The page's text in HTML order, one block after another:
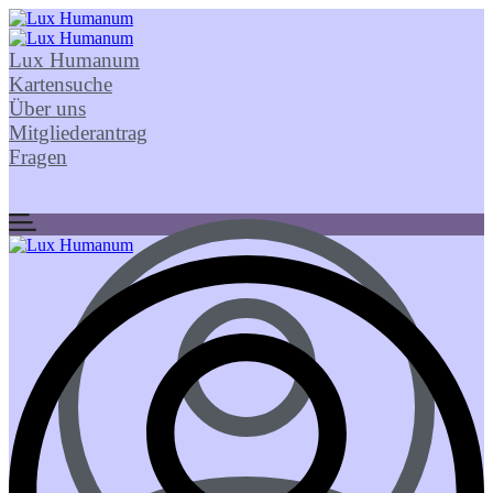
Lux Humanum
Kartensuche
Über uns
Mitgliederantrag
Fragen